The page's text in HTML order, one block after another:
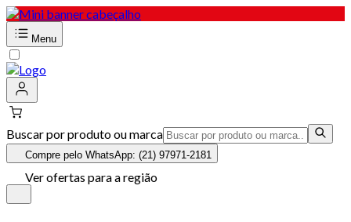
Menu
Buscar por produto ou marca
Compre pelo WhatsApp: (21) 97971-2181
Ver ofertas para a região